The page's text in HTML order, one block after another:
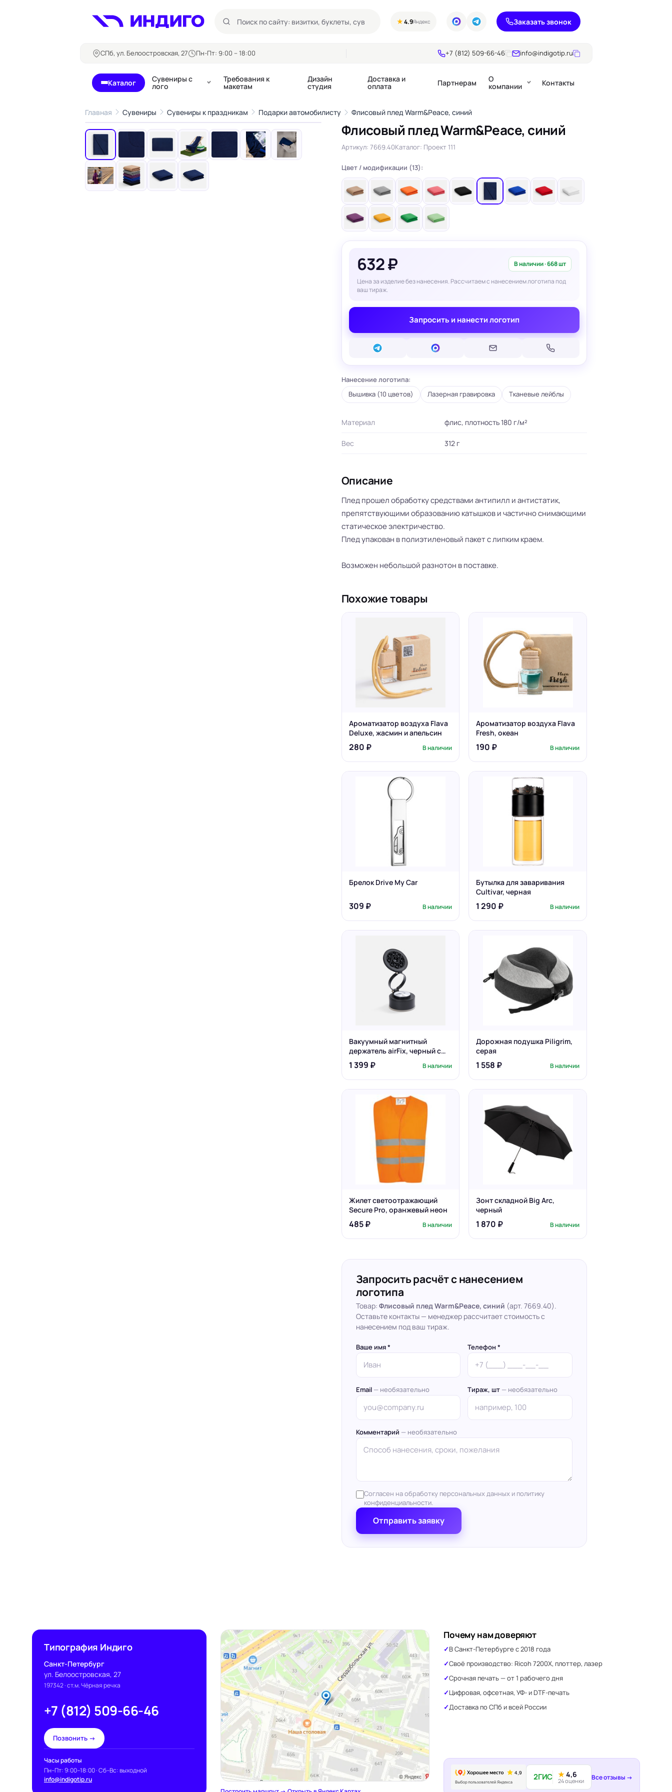
★4.9Яндекс Заказать звонок
СПб, ул. Белоостровская, 27 Пн-Пт: 9:00 – 18:00 +7 (812) 509-66-46 info@indigotip.ru
Каталог
Бланки и формуляры
Блокноты
Бейджи
Визитки
Конверты
Ленты для бейджей
Билеты, купоны
Буклеты
Кубарики
Листовки, флаеры
Календари квартальные
Календари настольные
Календари перекидные
Календари Трио
Диспенсеры
Некхенгеры
Флажки бумажные
Ценники
Шелфтокеры
Ярлыки и бирки
Презентации, годовые
отчеты
Картонные коробки
Печать на фотобумаге
пленке
Баннеры
Печать на холсте
Шелфтокеры
Печать на кепках
Печать на футболках
Брендирование униформы
Брендирование одежды
Сувениры с
лого
Требования к
макетам
Дизайн
студия
Доставка и
оплата Партнерам О
компании Контакты
Главная Сувениры Сувениры к праздникам Подарки автомобилисту Флисовый плед Warm&Peace, синий
‹ ›
1/11
Флисовый плед Warm&Peace, синий
Артикул: 7669.40Каталог: Проект 111
Цвет / модификации (13):
632 ₽ В наличии · 668 шт
Цена за изделие без нанесения. Рассчитаем с нанесением логотипа под
ваш тираж.
Запросить и нанести логотип
Нанесение логотипа:
Вышивка (10 цветов) Лазерная гравировка Тканевые лейблы
Материал флис, плотность 180 г/м²
Вес 312 г
Описание
Плед прошел обработку средствами антипилл и антистатик,
препятствующими образованию катышков и частично снимающими
статическое электричество.
Плед упакован в полиэтиленовый пакет с липким краем.
Возможен небольшой разнотон в поставке.
Похожие товары
Ароматизатор воздуха Flava
Deluxe, жасмин и апельсин
280 ₽ В наличии
Ароматизатор воздуха Flava
Fresh, океан
190 ₽ В наличии
Брелок Drive My Car
309 ₽ В наличии
Бутылка для заваривания
Cultivar, черная
1 290 ₽ В наличии
Вакуумный магнитный
держатель airFix, черный с
серым
1 399 ₽ В наличии
Дорожная подушка Piligrim,
серая
1 558 ₽ В наличии
Жилет светоотражающий
Secure Pro, оранжевый неон
485 ₽ В наличии
Зонт складной Big Arc,
черный
1 870 ₽ В наличии
Запросить расчёт с нанесением
логотипа
Товар: Флисовый плед Warm&Peace, синий (арт. 7669.40).
Оставьте контакты — менеджер рассчитает стоимость с
нанесением под ваш тираж.
Ваше имя * Телефон *
Email — необязательно Тираж, шт — необязательно
Комментарий — необязательно
Согласен на обработку персональных данных и политику
конфиденциальности.
Отправить заявку
Типография Индиго
Санкт-Петербург
ул. Белоостровская, 27
197342· ст.м. Чёрная речка
+7 (812) 509-66-46
Позвонить →
Часы работы
Пн–Пт: 9:00–18:00 · Сб–Вс: выходной
info@indigotip.ru
Почему нам доверяют
В Санкт-Петербурге с 2018 года
Своё производство: Ricoh 7200X, плоттер, лазер
Срочная печать — от 1 рабочего дня
Цифровая, офсетная, УФ- и DTF-печать
Доставка по СПб и всей России
2ГИС ★4,6
24 оценки Все отзывы →